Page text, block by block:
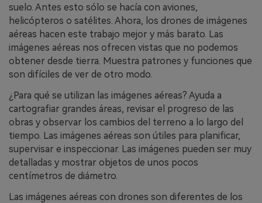
suelo. Antes esto sólo se hacía con aviones,
helicópteros o satélites. Ahora, los drones de imágenes
aéreas hacen este trabajo mejor y más barato. Las
imágenes aéreas nos ofrecen vistas que no podemos
obtener desde tierra. Muestra patrones y funciones que
son difíciles de ver de otro modo.
¿Para qué se utilizan las imágenes aéreas? Ayuda a
cartografiar grandes áreas, revisar el progreso de las
obras y observar los cambios del terreno a lo largo del
tiempo. Las imágenes aéreas son útiles para planificar,
supervisar e inspeccionar. Las imágenes pueden ser muy
detalladas y mostrar objetos de unos pocos
centímetros de diámetro.
Las imágenes aéreas con drones son diferentes de los